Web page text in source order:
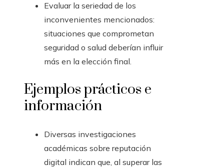
Evaluar la seriedad de los
inconvenientes mencionados:
situaciones que comprometan
seguridad o salud deberían influir
más en la elección final.
Ejemplos prácticos e
información
Diversas investigaciones
académicas sobre reputación
digital indican que, al superar las